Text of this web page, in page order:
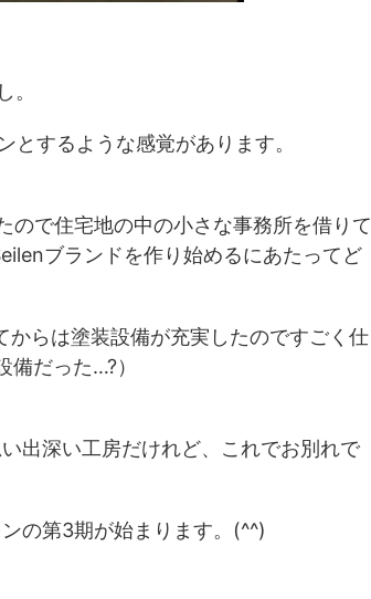
。
するような感覚があります。
ので住宅地の中の小さな事務所を借りて
ブランドを作り始めるにあたってど
らは塗装設備が充実したのですごく仕
だった…?）
出深い工房だけれど、これでお別れで
の第3期が始まります。(^^)